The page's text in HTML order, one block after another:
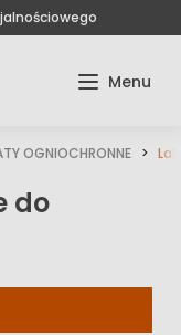
OGNIOCHRONNE
do